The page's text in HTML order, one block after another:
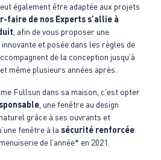
également être adaptée aux projets
faire de nos Experts s’allie à
, afin de vous proposer une
et posée dans les règles de
de la conception jusqu’à
même plusieurs années après.
Fullsun dans sa maison, c’est opter
, une fenêtre au design
grâce à ses ouvrants et
fenêtre à la sécurité renforcée.
de l’année* en 2021.